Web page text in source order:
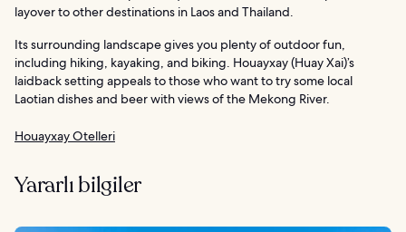
layover to other destinations in Laos and Thailand.
Its surrounding landscape gives you plenty of outdoor fun,
including hiking, kayaking, and biking. Houayxay (Huay Xai)’s
laidback setting appeals to those who want to try some local
Laotian dishes and beer with views of the Mekong River.
Houayxay Otelleri
Yararlı bilgiler